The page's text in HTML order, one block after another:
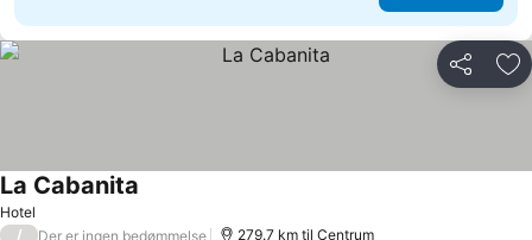
Del
Hotel
La Cabanita
/ Der er ingen bedømmelse 279.7 km til Centrum